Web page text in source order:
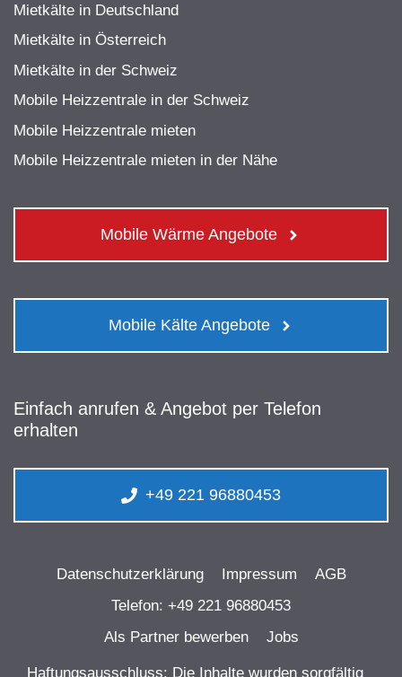
Mietkälte in Deutschland
Mietkälte in Österreich
Mietkälte in der Schweiz
Mobile Heizzentrale in der Schweiz
Mobile Heizzentrale mieten
Mobile Heizzentrale mieten in der Nähe
Mobile Wärme Angebote
Mobile Kälte Angebote
Einfach anrufen & Angebot per Telefon
erhalten
+49 221 96880453
Datenschutzerklärung Impressum
AGB
Telefon: +49 221 96880453
Als Partner bewerben
Jobs
Haftungsausschluss: Die Inhalte wurden sorgfältig